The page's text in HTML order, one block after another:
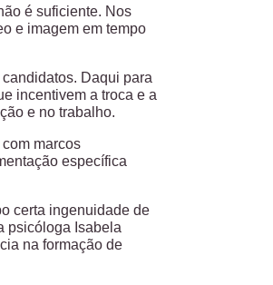
é suficiente. Nos
e imagem em tempo
Daqui para
incentivem a troca e a
e no trabalho.
marcos
específica
certa ingenuidade de
psicóloga Isabela
na formação de